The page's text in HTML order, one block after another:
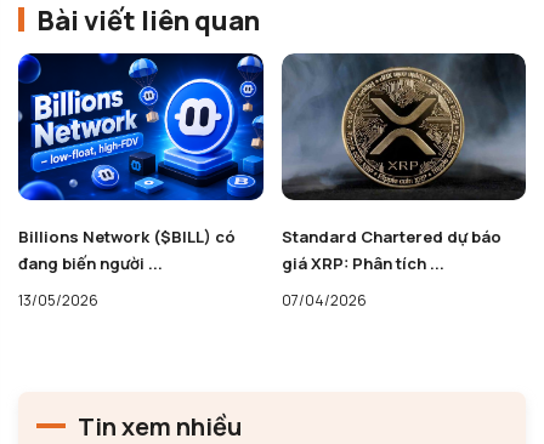
Bài viết liên quan
Billions Network ($BILL) có
đang biến người ...
13/05/2026
Standard Chartered dự báo
giá XRP: Phân tích ...
07/04/2026
Tin xem nhiều